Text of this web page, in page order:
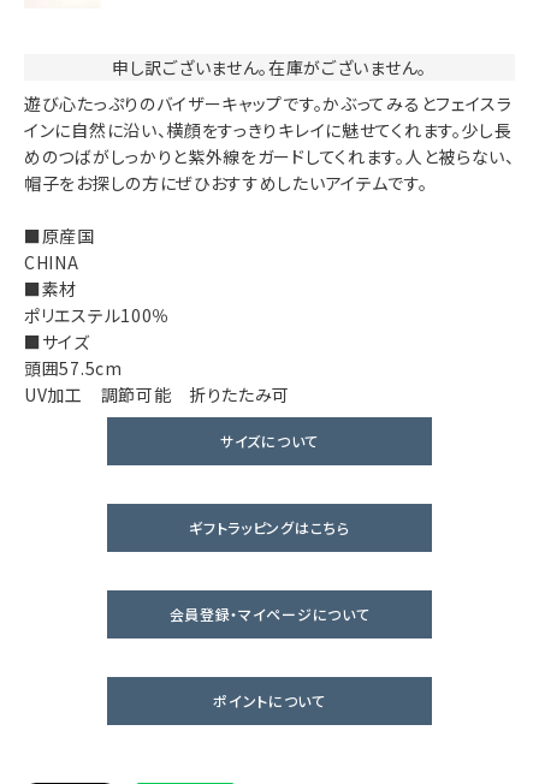
申し訳ございません。在庫がございません。
遊び心たっぷりのバイザーキャップです。かぶってみるとフェイスラ
インに自然に沿い、横顔をすっきりキレイに魅せてくれます。少し長
めのつばがしっかりと紫外線をガードしてくれます。人と被らない、
帽子をお探しの方にぜひおすすめしたいアイテムです。
■原産国
CHINA
■素材
ポリエステル100％
■サイズ
頭囲57.5cm
UV加工 調節可能 折りたたみ可
サイズについて
ギフトラッピングはこちら
会員登録・マイページについて
ポイントについて